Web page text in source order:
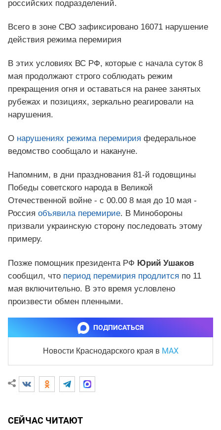
российских подразделений.
Всего в зоне СВО зафиксировано 16071 нарушение
действия режима перемирия
В этих условиях ВС РФ, которые с начала суток 8
мая продолжают строго соблюдать режим
прекращения огня и оставаться на ранее занятых
рубежах и позициях, зеркально реагировали на
нарушения.
О нарушениях режима перемирия федеральное
ведомство сообщало и накануне.
Напомним, в дни празднования 81-й годовщины
Победы советского народа в Великой
Отечественной войне - с 00.00 8 мая до 10 мая -
Россия объявила перемирие. В Минобороны
призвали украинскую сторону последовать этому
примеру.
Позже помощник президента РФ Юрий Ушаков
сообщил, что период перемирия продлится по 11
мая включительно. В это время условлено
произвести обмен пленными.
ПОДПИСАТЬСЯ
Новости Краснодарского края в MAX
СЕЙЧАС ЧИТАЮТ